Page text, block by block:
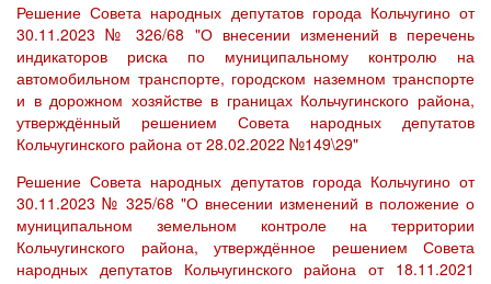
Решение Совета народных депутатов города Кольчугино от
30.11.2023 № 326/68 "О внесении изменений в перечень
индикаторов риска по муниципальному контролю на
автомобильном транспорте, городском наземном транспорте
и в дорожном хозяйстве в границах Кольчугинского района,
утверждённый решением Совета народных депутатов
Кольчугинского района от 28.02.2022 №149\29"
Решение Совета народных депутатов города Кольчугино от
30.11.2023 № 325/68 "О внесении изменений в положение о
муниципальном земельном контроле на территории
Кольчугинского района, утверждённое решением Совета
народных депутатов Кольчугинского района от 18.11.2021